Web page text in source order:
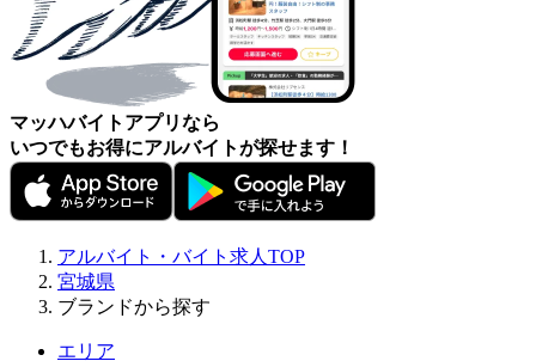
マッハバイトアプリなら
いつでもお得にアルバイトが探せます！
アルバイト・バイト求人TOP
宮城県
ブランドから探す
エリア